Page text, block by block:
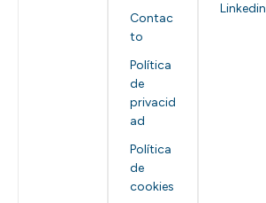
Contac
to
Política
de
privacid
ad
Política
de
cookies
Linkedin